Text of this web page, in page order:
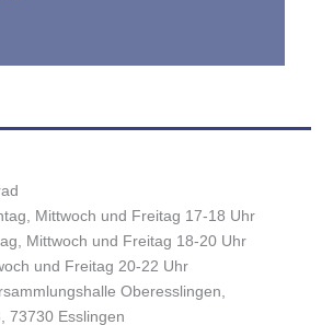
Mittwoch und Freitag 17-18 Uhr
Mittwoch und Freitag 18-20 Uhr
und Freitag 20-22 Uhr
Oberesslingen,
73730 Esslingen